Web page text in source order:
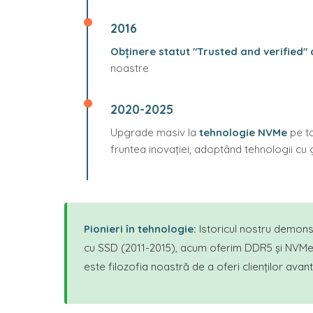
2016
Obținere statut "Trusted and verified"
noastre
2020-2025
Upgrade masiv la tehnologie NVMe pe
fruntea inovației, adoptând tehnologii cu
Pionieri în tehnologie: Istoricul nostru
cu SSD (2011-2015), acum oferim DDR5 și
este filozofia noastră de a oferi clienților